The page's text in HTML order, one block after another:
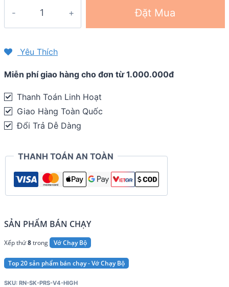
Compressport
Racing
Socks
V4.0
-
quantity
Đặt Mua
Yêu Thích
Miễn phí giao hàng cho đơn từ 1.000.000đ
Thanh Toán Linh Hoạt
Giao Hàng Toàn Quốc
Đổi Trả Dễ Dàng
THANH TOÁN AN TOÀN
SẢN PHẨM BÁN CHẠY
Xếp thứ8trong Vớ Chạy Bộ
Top 20 sản phẩm bán chạy - Vớ Chạy Bộ
SKU: RN-SK-PRS-V4-HIGH